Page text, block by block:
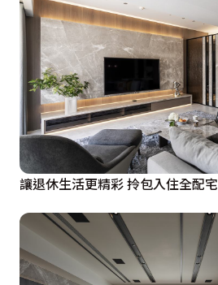
讓退休生活更精彩 拎包入住全配宅